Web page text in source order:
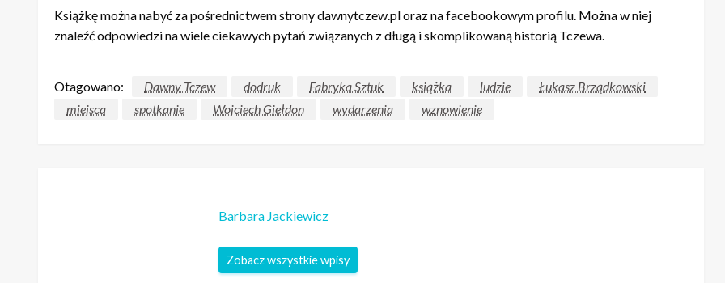
Książkę można nabyć za pośrednictwem strony dawnytczew.pl oraz na facebookowym profilu. Można w niej
znaleźć odpowiedzi na wiele ciekawych pytań związanych z długą i skomplikowaną historią Tczewa.
Otagowano: Dawny Tczew dodruk Fabryka Sztuk książka ludzie
Łukasz Brządkowski
miejsca
spotkanie Wojciech Giełdon wydarzenia wznowienie
Barbara Jackiewicz
Zobacz wszystkie wpisy